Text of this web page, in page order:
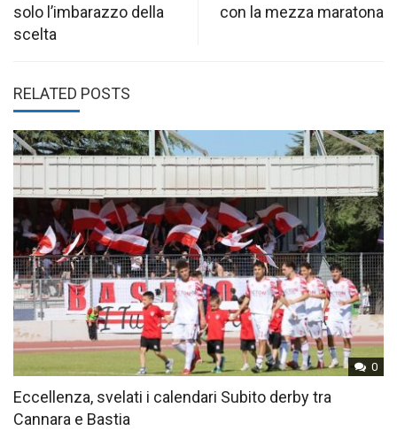
solo l’imbarazzo della
scelta
con la mezza maratona
RELATED POSTS
0
Eccellenza, svelati i calendari Subito derby tra
Cannara e Bastia